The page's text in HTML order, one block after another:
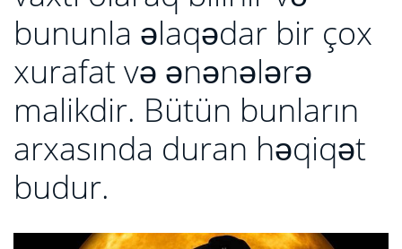
bununla əlaqədar bir çox
xurafat və ənənələrə
malikdir. Bütün bunların
arxasında duran həqiqət
budur.